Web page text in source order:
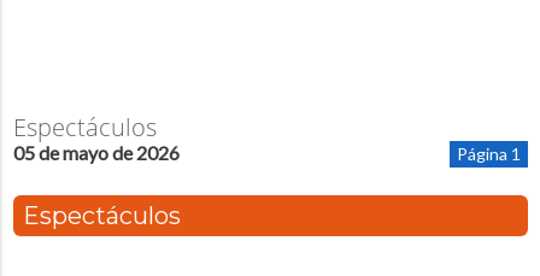
Espectáculos
05 de mayo de 2026 Página 1
Espectáculos